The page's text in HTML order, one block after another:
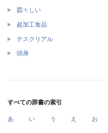
図々しい
超加工食品
テスクリアル
頭身
すべての辞書の索引
あ い う え お